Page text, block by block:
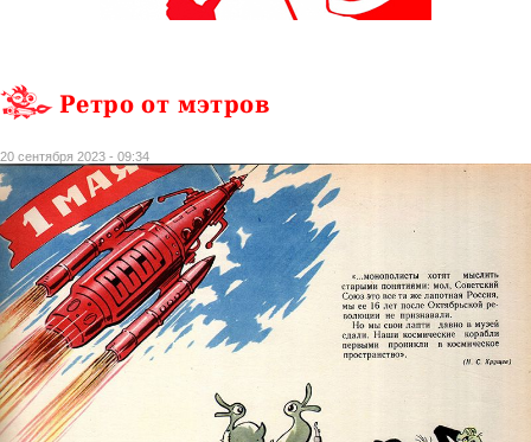
Ретро от мэтров
20 сентября 2023 - 09:34